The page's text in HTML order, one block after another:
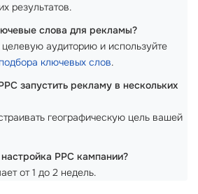
результатов.
слова для рекламы?
аудиторию и используйте
ключевых слов.
запустить рекламу в нескольких
географическую цель вашей
PPC кампании?
от 1 до 2 недель.